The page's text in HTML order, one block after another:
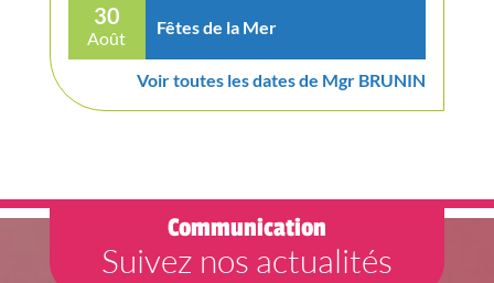
30
Août
Fêtes de la Mer
Voir toutes les dates de Mgr BRUNIN
Communication
Suivez nos actualités